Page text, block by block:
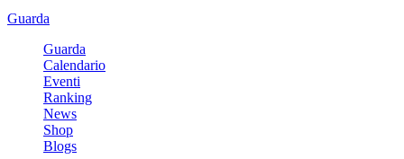
Guarda
Guarda
Calendario
Eventi
Ranking
News
Shop
Blogs